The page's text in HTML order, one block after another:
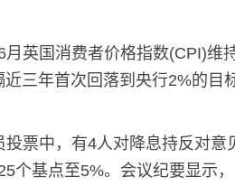
国消费者价格指数(CPI)维
三年首次回落到央行2%的目
中，有4人对降息持反对意
个基点至5%。会议纪要显示